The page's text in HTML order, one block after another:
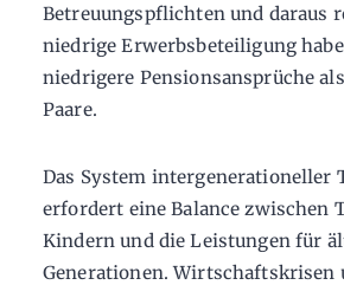
Betreuungspflichten und daraus
niedrige Erwerbsbeteiligung
niedrigere Pensionsansprüche
Paare.
Das System intergenerationeller
erfordert eine Balance zwischen
Kindern und die Leistungen für
Generationen. Wirtschaftskrisen